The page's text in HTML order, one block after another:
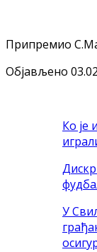
Припремио
Објављено
Ко је
У